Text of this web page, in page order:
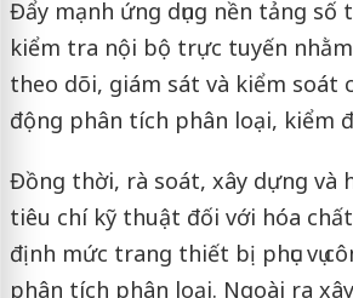
Đẩy mạnh ứng dụng nền tảng số
kiểm tra nội bộ trực tuyến
theo dõi, giám sát và kiểm soát
động phân tích phân loại, kiểm
Đồng thời, rà soát, xây dựng và
tiêu chí kỹ thuật đối với hóa
định mức trang thiết bị phục vụ
phân tích phân loại. Ngoài ra